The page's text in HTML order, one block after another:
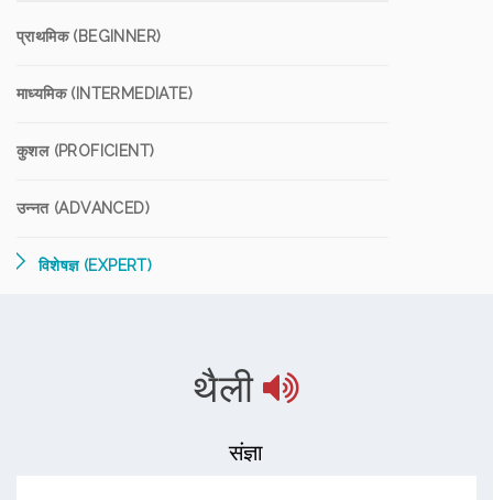
प्राथमिक (BEGINNER)
माध्यमिक (INTERMEDIATE)
कुशल (PROFICIENT)
उन्नत (ADVANCED)
विशेषज्ञ (EXPERT)
थैली
संज्ञा